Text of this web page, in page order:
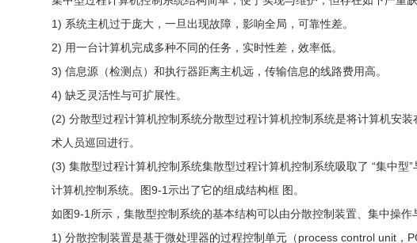
1) 系统主机过于庞大，一旦出现故障，影响全局，可靠性差。
2) 用一台计算机完成多种不同的任务，实时性差，效率低。
3) 信息源（检测点）和执行器距离主机远，传输信息的线路费用高。
4) 缺乏灵活性与可扩展性。
(2) 分散型过程计算机控制系统分散型过程计算机控制系统是将计算机安
术人员巡回进行。
(3) 集散型过程计算机控制系统集散型过程计算机控制系统吸取了 “集中
计算机控制系统。图9-1示出了它的组成结构框 图。
如图9-1所示，集散型控制系统的基本结构可以由分散控制装置、集中操作
1) 分散控制装置是基于微处理器的过程控制单元（process control unit